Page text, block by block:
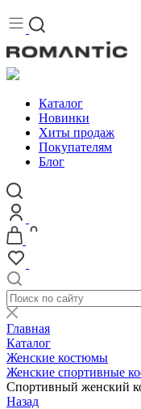
Каталог
Новинки
Хиты продаж
Покупателям
Блог
Главная
Каталог
Женские костюмы
Женские спортивные
Спортивный женский
Назад